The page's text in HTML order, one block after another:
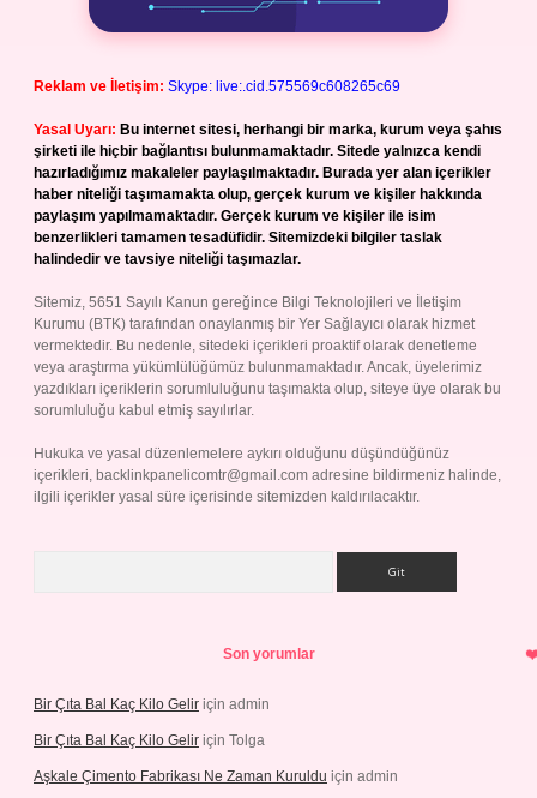
Reklam ve İletişim: Skype: live:.cid.575569c608265c69
Yasal Uyarı: Bu internet sitesi, herhangi bir marka, kurum veya şahıs
şirketi ile hiçbir bağlantısı bulunmamaktadır. Sitede yalnızca kendi
hazırladığımız makaleler paylaşılmaktadır. Burada yer alan içerikler
haber niteliği taşımamakta olup, gerçek kurum ve kişiler hakkında
paylaşım yapılmamaktadır. Gerçek kurum ve kişiler ile isim
benzerlikleri tamamen tesadüfidir. Sitemizdeki bilgiler taslak
halindedir ve tavsiye niteliği taşımazlar.
Sitemiz, 5651 Sayılı Kanun gereğince Bilgi Teknolojileri ve İletişim
Kurumu (BTK) tarafından onaylanmış bir Yer Sağlayıcı olarak hizmet
vermektedir. Bu nedenle, sitedeki içerikleri proaktif olarak denetleme
veya araştırma yükümlülüğümüz bulunmamaktadır. Ancak, üyelerimiz
yazdıkları içeriklerin sorumluluğunu taşımakta olup, siteye üye olarak bu
sorumluluğu kabul etmiş sayılırlar.
Hukuka ve yasal düzenlemelere aykırı olduğunu düşündüğünüz
içerikleri, backlinkpanelicomtr@gmail.com adresine bildirmeniz halinde,
ilgili içerikler yasal süre içerisinde sitemizden kaldırılacaktır.
Son yorumlar
Bir Çıta Bal Kaç Kilo Gelir için admin
Bir Çıta Bal Kaç Kilo Gelir için Tolga
Aşkale Çimento Fabrikası Ne Zaman Kuruldu için admin